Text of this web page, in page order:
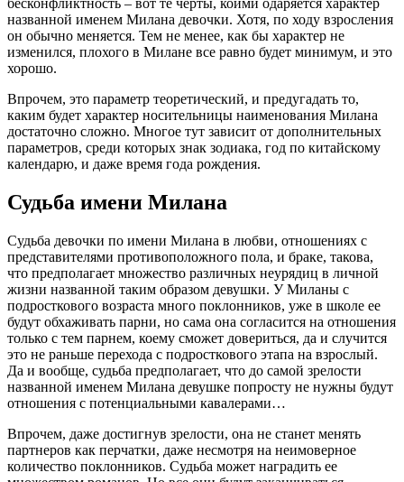
бесконфликтность – вот те черты, коими одаряется характер
названной именем Милана девочки. Хотя, по ходу взросления
он обычно меняется. Тем не менее, как бы характер не
изменился, плохого в Милане все равно будет минимум, и это
хорошо.
Впрочем, это параметр теоретический, и предугадать то,
каким будет характер носительницы наименования Милана
достаточно сложно. Многое тут зависит от дополнительных
параметров, среди которых знак зодиака, год по китайскому
календарю, и даже время года рождения.
Судьба имени Милана
Судьба девочки по имени Милана в любви, отношениях с
представителями противоположного пола, и браке, такова,
что предполагает множество различных неурядиц в личной
жизни названной таким образом девушки. У Миланы с
подросткового возраста много поклонников, уже в школе ее
будут обхаживать парни, но сама она согласится на отношения
только с тем парнем, коему сможет довериться, да и случится
это не раньше перехода с подросткового этапа на взрослый.
Да и вообще, судьба предполагает, что до самой зрелости
названной именем Милана девушке попросту не нужны будут
отношения с потенциальными кавалерами…
Впрочем, даже достигнув зрелости, она не станет менять
партнеров как перчатки, даже несмотря на неимоверное
количество поклонников. Судьба может наградить ее